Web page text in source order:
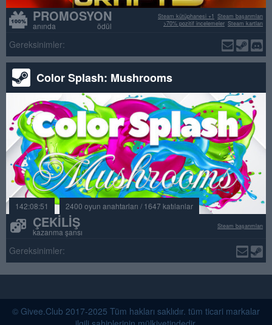
PROMOSYON
anında ödül
Steam başarımları
Steam kütüphanesi +1
Steam kartları
>70% pozitif incelemeler
Gereksinimler:
Color Splash: Mushrooms
142:08:51 2400 oyun anahtarları / 1647 katılanlar
ÇEKILIŞ
kazanma şansı
Steam başarımları
Gereksinimler:
© Givee.Club 2017-2025 Tüm hakları saklıdır. tüm ticari markalar